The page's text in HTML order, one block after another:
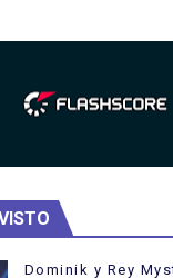
Dominik y Rey